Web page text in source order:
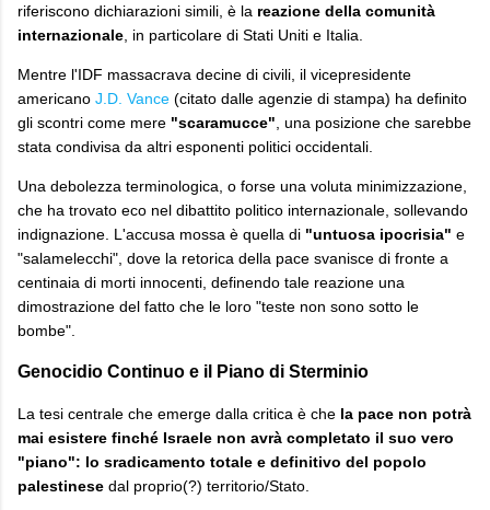
riferiscono dichiarazioni simili, è la reazione della comunità
internazionale, in particolare di Stati Uniti e Italia.
Mentre l'IDF massacrava decine di civili, il vicepresidente
americano J.D. Vance (citato dalle agenzie di stampa) ha definito
gli scontri come mere "scaramucce", una posizione che sarebbe
stata condivisa da altri esponenti politici occidentali.
​Una debolezza terminologica, o forse una voluta minimizzazione,
che ha trovato eco nel dibattito politico internazionale, sollevando
indignazione. L'accusa mossa è quella di "untuosa ipocrisia" e
"salamelecchi", dove la retorica della pace svanisce di fronte a
centinaia di morti innocenti, definendo tale reazione una
dimostrazione del fatto che le loro "teste non sono sotto le
bombe".
Genocidio Continuo e il Piano di Sterminio
​La tesi centrale che emerge dalla critica è che la pace non potrà
mai esistere finché Israele non avrà completato il suo vero
"piano": lo sradicamento totale e definitivo del popolo
palestinese dal proprio(?) territorio/Stato.